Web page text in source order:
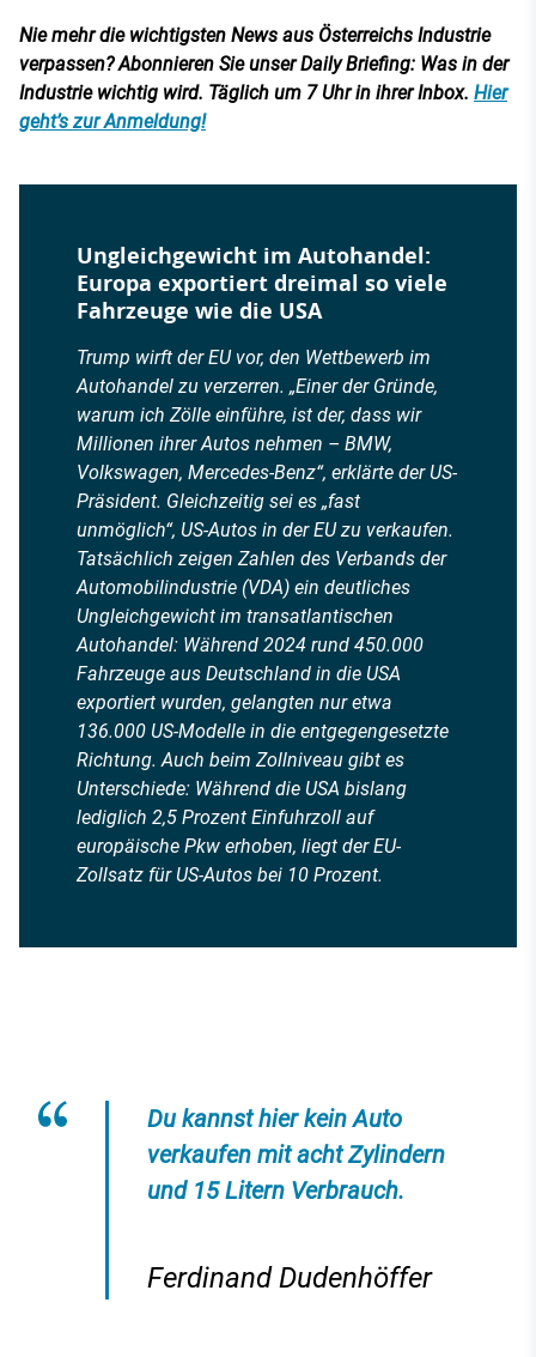
Nie mehr die wichtigsten News aus Österreichs Industrie
verpassen? Abonnieren Sie unser Daily Briefing: Was in der
Industrie wichtig wird. Täglich um 7 Uhr in ihrer Inbox. Hier
geht’s zur Anmeldung!
Ungleichgewicht im Autohandel:
Europa exportiert dreimal so viele
Fahrzeuge wie die USA
Trump wirft der EU vor, den Wettbewerb im
Autohandel zu verzerren. „Einer der Gründe,
warum ich Zölle einführe, ist der, dass wir
Millionen ihrer Autos nehmen – BMW,
Volkswagen, Mercedes-Benz“, erklärte der US-
Präsident. Gleichzeitig sei es „fast
unmöglich“, US-Autos in der EU zu verkaufen.
Tatsächlich zeigen Zahlen des Verbands der
Automobilindustrie (VDA) ein deutliches
Ungleichgewicht im transatlantischen
Autohandel: Während 2024 rund 450.000
Fahrzeuge aus Deutschland in die USA
exportiert wurden, gelangten nur etwa
136.000 US-Modelle in die entgegengesetzte
Richtung. Auch beim Zollniveau gibt es
Unterschiede: Während die USA bislang
lediglich 2,5 Prozent Einfuhrzoll auf
europäische Pkw erhoben, liegt der EU-
Zollsatz für US-Autos bei 10 Prozent.
Du kannst hier kein Auto
verkaufen mit acht Zylindern
und 15 Litern Verbrauch.
Ferdinand Dudenhöffer